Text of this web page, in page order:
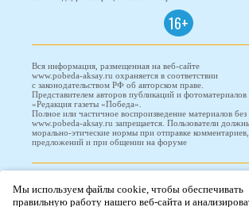
16+
Вся информация, размещенная на веб-сайте
www.pobeda-aksay.ru охраняется в соответствии
с законодательством РФ об авторском праве.
Представителем авторов публикаций и
«Редакция газеты «Победа».
Полное или частичное воспроизведение материалов без
www.pobeda-aksay.ru запрещается. Пользователи
морально-этические нормы при отправке
предложений и при общении на форуме
Мы используем файлы cookie, чтобы обеспечивать
правильную работу нашего веб-сайта и